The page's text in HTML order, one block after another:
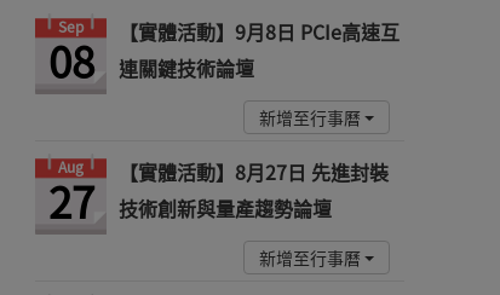
Sep
08
【實體活動】9月8日 PCIe高速互
連關鍵技術論壇
新增至行事曆
Aug
27
【實體活動】8月27日 先進封裝
技術創新與量產趨勢論壇
新增至行事曆